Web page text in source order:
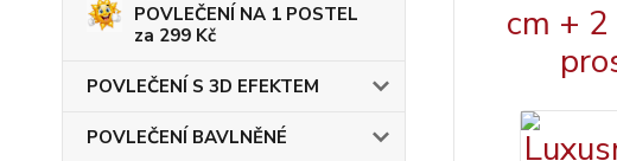
POVLEČENÍ NA 1 POSTEL
za 299 Kč
POVLEČENÍ S 3D EFEKTEM
POVLEČENÍ BAVLNĚNÉ